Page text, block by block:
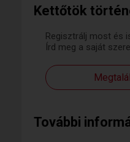
Kettőtök
Regisztrálj most és
Írd meg a saját
További